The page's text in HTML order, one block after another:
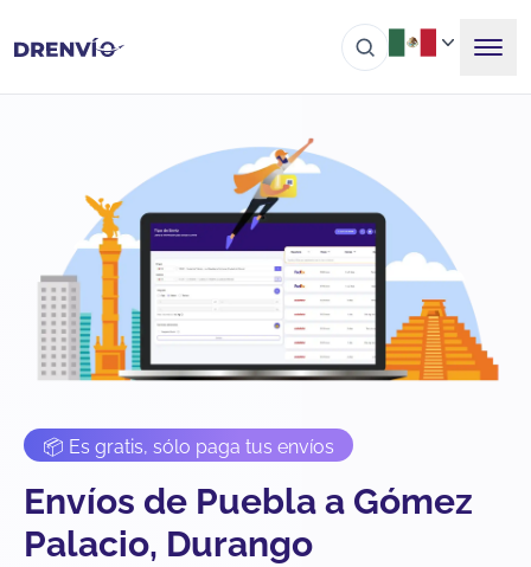
📦 Es gratis, sólo paga tus envíos
Envíos de Puebla a Gómez
Palacio, Durango